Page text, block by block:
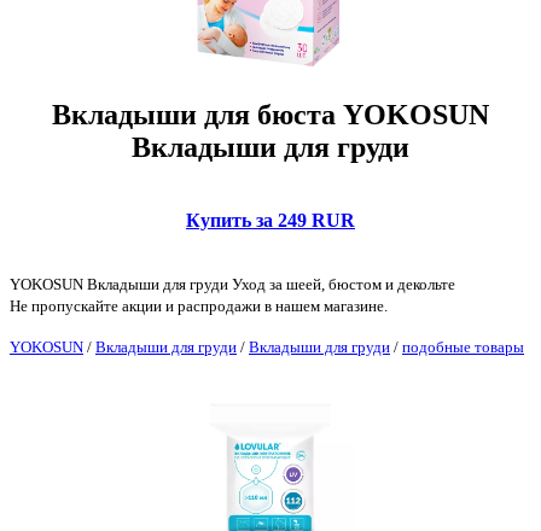
Вкладыши для бюста YOKOSUN
Вкладыши для груди
Купить за 249 RUR
YOKOSUN Вкладыши для груди Уход за шеей, бюстом и декольте
Не пропускайте акции и распродажи в нашем магазине.
YOKOSUN / Вкладыши для груди / Вкладыши для груди / подобные товары